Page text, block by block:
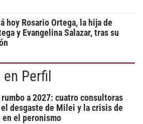
hoy Rosario Ortega, la hija de
y Evangelina Salazar, tras su
Perfil
rumbo a 2027: cuatro consultoras
desgaste de Milei y la crisis de
en el peronismo